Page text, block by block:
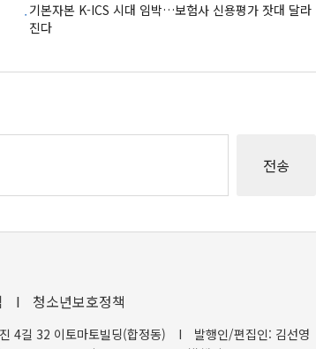
기본자본 K-ICS 시대 임박…보험사 신용평가 잣대 달라
진다
I 청소년보호정책
4길 32 이토마토빌딩(합정동) I
발행인/편집인: 김선영